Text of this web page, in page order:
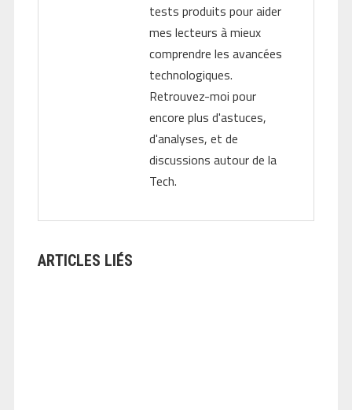
tests produits pour aider
mes lecteurs à mieux
comprendre les avancées
technologiques.
Retrouvez-moi pour
encore plus d'astuces,
d'analyses, et de
discussions autour de la
Tech.
ARTICLES LIÉS